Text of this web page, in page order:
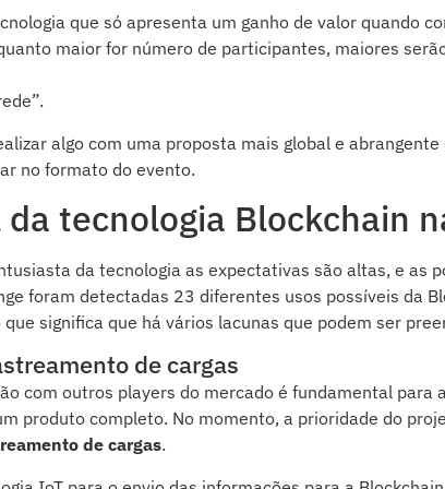
que só apresenta um ganho de valor quando
maior for número de participantes, maiores
algo com uma proposta mais global e
no formato do evento.
tecnologia Blockchain
da tecnologia as expectativas são altas, e as
foram detectadas 23 diferentes usos possíveis da
significa que há vários lacunas que podem ser
de cargas
com outros players do mercado é fundamental para
produto completo. No momento, a prioridade do
de cargas
IoT para o envio das informações para a